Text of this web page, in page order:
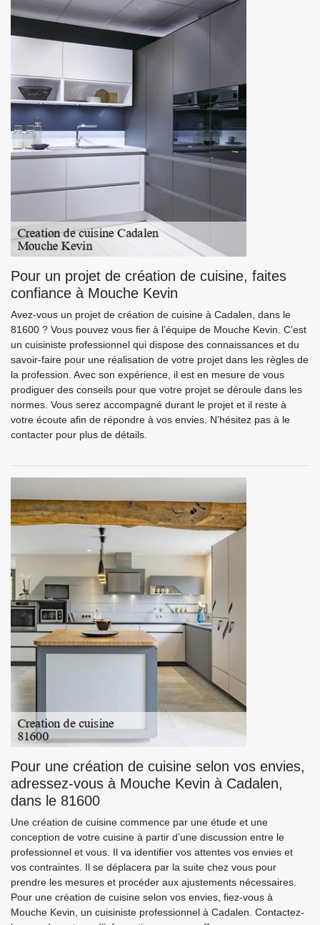
Pour un projet de création de cuisine, faites
confiance à Mouche Kevin
Avez-vous un projet de création de cuisine à Cadalen, dans le
81600 ? Vous pouvez vous fier à l’équipe de Mouche Kevin. C’est
un cuisiniste professionnel qui dispose des connaissances et du
savoir-faire pour une réalisation de votre projet dans les règles de
la profession. Avec son expérience, il est en mesure de vous
prodiguer des conseils pour que votre projet se déroule dans les
normes. Vous serez accompagné durant le projet et il reste à
votre écoute afin de répondre à vos envies. N’hésitez pas à le
contacter pour plus de détails.
Pour une création de cuisine selon vos envies,
adressez-vous à Mouche Kevin à Cadalen,
dans le 81600
Une création de cuisine commence par une étude et une
conception de votre cuisine à partir d’une discussion entre le
professionnel et vous. Il va identifier vos attentes vos envies et
vos contraintes. Il se déplacera par la suite chez vous pour
prendre les mesures et procéder aux ajustements nécessaires.
Pour une création de cuisine selon vos envies, fiez-vous à
Mouche Kevin, un cuisiniste professionnel à Cadalen. Contactez-